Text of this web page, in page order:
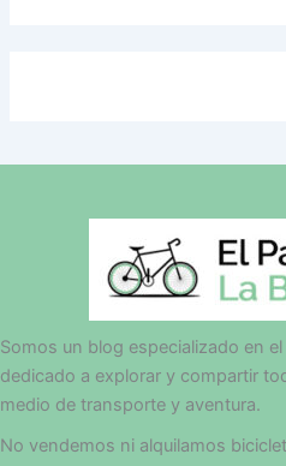
Somos un blog especializado en
dedicado a explorar y compartir
medio de transporte y aventura.
No vendemos ni alquilamos